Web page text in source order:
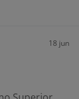
18 jun